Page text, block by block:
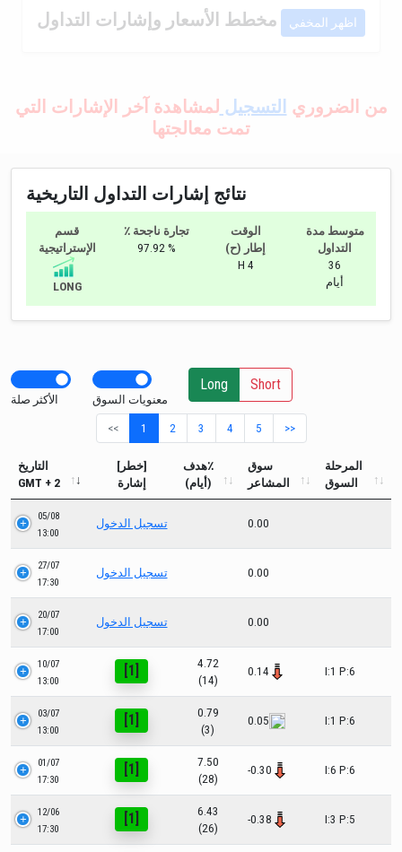
مخطط الأسعار وإشارات التداول اظهر المخفي
من الضروري التسجيل لمشاهدة آخر الإشارات التي
تمت معالجتها
نتائج إشارات التداول التاريخية
قسم
الإستراتيجية
LONG
٪ تجارة ناجحة
97.92 %
الوقت
إطار (ح)
H 4
متوسط مدة
التداول
36
أيام
الأكثر صلة معنويات السوق
Long Short
<< 1 2 3 4 5 >>
التاريخ
GMT + 2
[خطر]
إشارة
هدف٪
(أيام)
سوق
المشاعر
المرحلة
السوق
05/08
13:00
تسجيل الدخول 0.00
27/07
17:30
تسجيل الدخول 0.00
20/07
17:00
تسجيل الدخول 0.00
10/07
13:00
[1]
4.72
(14)
0.14 I:1 P:6
03/07
13:00
[1]
0.79
(3)
0.05 I:1 P:6
01/07
17:30
[1]
7.50
(28)
-0.30 I:6 P:6
12/06
17:30
[1]
6.43
(26)
-0.38 I:3 P:5